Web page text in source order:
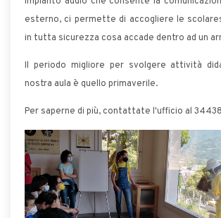
esterno, ci permette di accogliere le
in tutta sicurezza cosa accade dentro ad un
Il periodo migliore per svolgere attività
nostra aula è quello primaverile.
Per saperne di più, contattate l'ufficio al